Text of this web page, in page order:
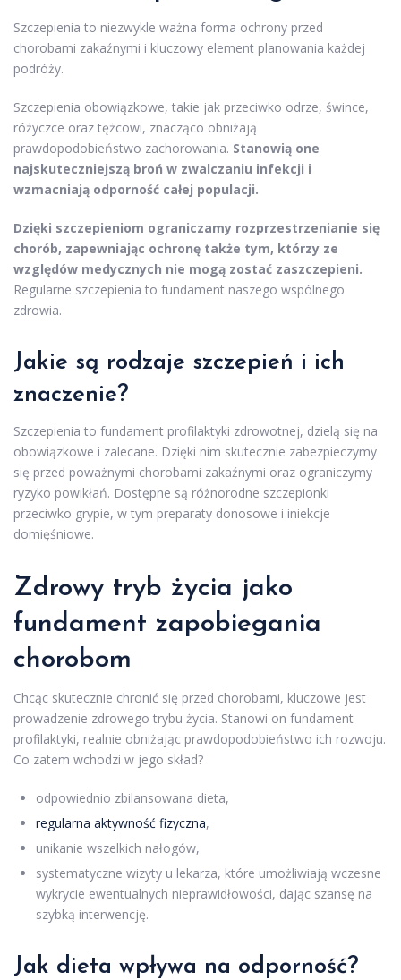
Szczepienia to niezwykle ważna forma ochrony przed
chorobami zakaźnymi i kluczowy element planowania każdej
podróży.
Szczepienia obowiązkowe, takie jak przeciwko odrze, śwince,
różyczce oraz tężcowi, znacząco obniżają
prawdopodobieństwo zachorowania. Stanowią one
najskuteczniejszą broń w zwalczaniu infekcji i
wzmacniają odporność całej populacji.
Dzięki szczepieniom ograniczamy rozprzestrzenianie się
chorób, zapewniając ochronę także tym, którzy ze
względów medycznych nie mogą zostać zaszczepieni.
Regularne szczepienia to fundament naszego wspólnego
zdrowia.
Jakie są rodzaje szczepień i ich
znaczenie?
Szczepienia to fundament profilaktyki zdrowotnej, dzielą się na
obowiązkowe i zalecane. Dzięki nim skutecznie zabezpieczymy
się przed poważnymi chorobami zakaźnymi oraz ograniczymy
ryzyko powikłań. Dostępne są różnorodne szczepionki
przeciwko grypie, w tym preparaty donosowe i iniekcje
domięśniowe.
Zdrowy tryb życia jako
fundament zapobiegania
chorobom
Chcąc skutecznie chronić się przed chorobami, kluczowe jest
prowadzenie zdrowego trybu życia. Stanowi on fundament
profilaktyki, realnie obniżając prawdopodobieństwo ich rozwoju.
Co zatem wchodzi w jego skład?
odpowiednio zbilansowana dieta,
regularna aktywność fizyczna,
unikanie wszelkich nałogów,
systematyczne wizyty u lekarza, które umożliwiają wczesne
wykrycie ewentualnych nieprawidłowości, dając szansę na
szybką interwencję.
Jak dieta wpływa na odporność?